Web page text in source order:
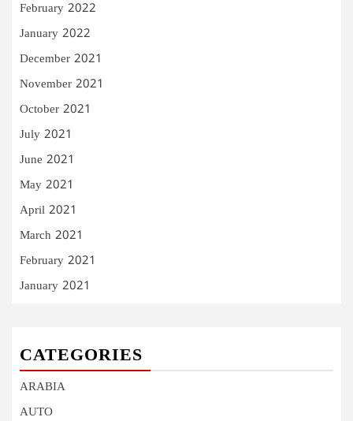
February 2022
January 2022
December 2021
November 2021
October 2021
July 2021
June 2021
May 2021
April 2021
March 2021
February 2021
January 2021
CATEGORIES
ARABIA
AUTO